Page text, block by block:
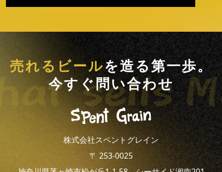
売れるビールを造る第一歩。
今すぐ問い合わせ
株式会社スペントグレイン
〒 253-0025